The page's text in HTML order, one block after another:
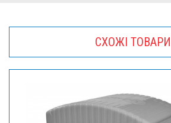
СХОЖІ ТОВАРИ